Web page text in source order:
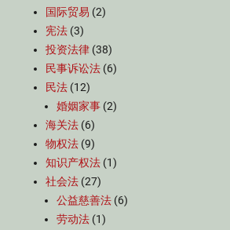
国际贸易 (2)
宪法 (3)
投资法律 (38)
民事诉讼法 (6)
民法 (12)
婚姻家事 (2)
海关法 (6)
物权法 (9)
知识产权法 (1)
社会法 (27)
公益慈善法 (6)
劳动法 (1)